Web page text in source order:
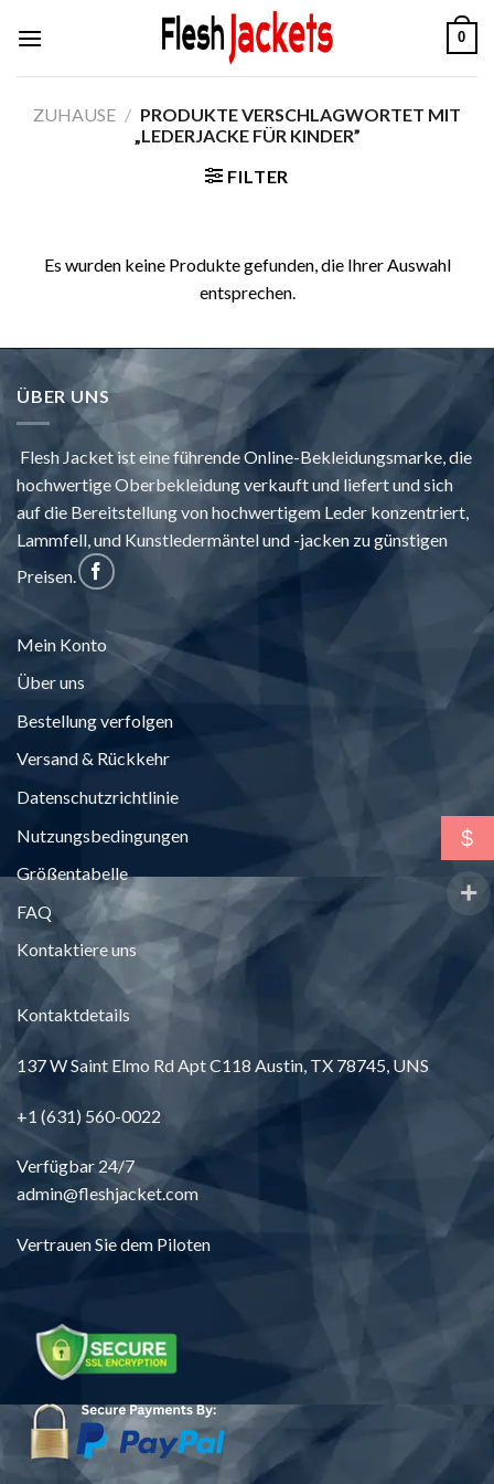
Inhalt
0
ZUHAUSE / PRODUKTE VERSCHLAGWORTET MIT
„LEDERJACKE FÜR KINDER”
FILTER
Es wurden keine Produkte gefunden, die Ihrer Auswahl
entsprechen.
ÜBER UNS
Flesh Jacket ist eine führende Online-Bekleidungsmarke, die
hochwertige Oberbekleidung verkauft und liefert und sich
auf die Bereitstellung von hochwertigem Leder konzentriert,
Lammfell, und Kunstledermäntel und -jacken zu günstigen
Preisen.
Mein Konto
Über uns
Bestellung verfolgen
Versand & Rückkehr
Datenschutzrichtlinie
Nutzungsbedingungen
Größentabelle
FAQ
Kontaktiere uns
Kontaktdetails
137W Saint Elmo Rd Apt C118 Austin, TX 78745, UNS
+1 (631) 560-0022
Verfügbar 24/7
admin@fleshjacket.com
Vertrauen Sie dem Piloten
$